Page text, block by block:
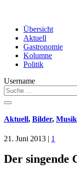
Übersicht
Aktuell
Gastronomie
Kolumne
Politik
Username
Aktuell, Bilder, Musik
21. Juni 2013 | 1
Der singende